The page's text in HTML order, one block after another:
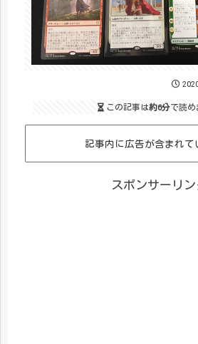
この記事は約6分で読め
記事内に広告が含まれて
スポンサーリン